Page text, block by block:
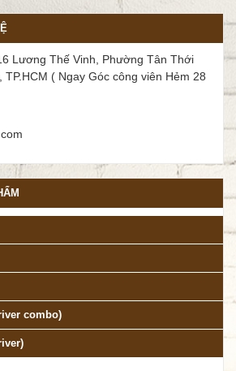
Lương Thế Vinh, Phường Tân Thới
TP.HCM ( Ngay Góc công viên Hẻm 28
combo)